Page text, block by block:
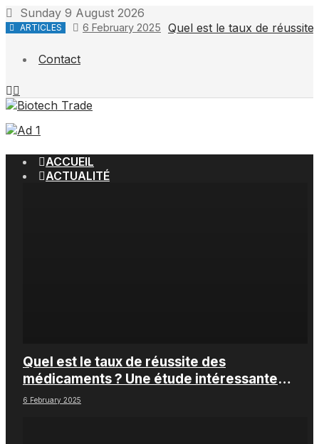
Skip
to
Sunday 9 August 2026
ARTICLES 6 February 2025 Quel est le taux de
Contact
ACCUEIL
ACTUALITÉ
Quel est le taux de réussite des
médicaments ? Une étude intéressante
chez les Big Pharmas
6 February 2025